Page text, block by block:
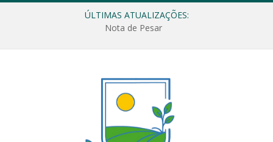
ÚLTIMAS ATUALIZAÇÕES:
Nota de Pesar